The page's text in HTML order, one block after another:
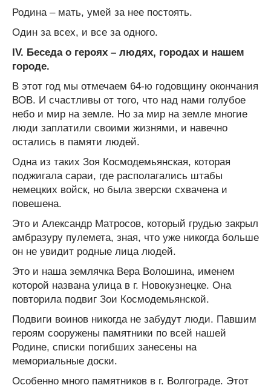
Родина – мать, умей за нее постоять.
Один за всех, и все за одного.
IV. Беседа о героях – людях, городах и нашем
городе.
В этот год мы отмечаем 64-ю годовщину окончания
ВОВ. И счастливы от того, что над нами голубое
небо и мир на земле. Но за мир на земле многие
люди заплатили своими жизнями, и навечно
остались в памяти людей.
Одна из таких Зоя Космодемьянская, которая
поджигала сараи, где располагались штабы
немецких войск, но была зверски схвачена и
повешена.
Это и Александр Матросов, который грудью закрыл
амбразуру пулемета, зная, что уже никогда больше
он не увидит родные лица людей.
Это и наша землячка Вера Волошина, именем
которой названа улица в г. Новокузнецке. Она
повторила подвиг Зои Космодемьянской.
Подвиги воинов никогда не забудут люди. Павшим
героям сооружены памятники по всей нашей
Родине, списки погибших занесены на
мемориальные доски.
Особенно много памятников в г. Волгограде. Этот